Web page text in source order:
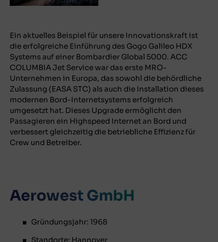
Ein aktuelles Beispiel für unsere Innovationskraft ist
die erfolgreiche Einführung des Gogo Galileo HDX
Systems auf einer Bombardier Global 5000. ACC
COLUMBIA Jet Service war das erste MRO-
Unternehmen in Europa, das sowohl die behördliche
Zulassung (EASA STC) als auch die Installation dieses
modernen Bord-Internetsystems erfolgreich
umgesetzt hat. Dieses Upgrade ermöglicht den
Passagieren ein Highspeed Internet an Bord und
verbessert gleichzeitig die betriebliche Effizienz für
Crew und Betreiber.
Aerowest GmbH
Gründungsjahr: 1968
Standorte: Hannover